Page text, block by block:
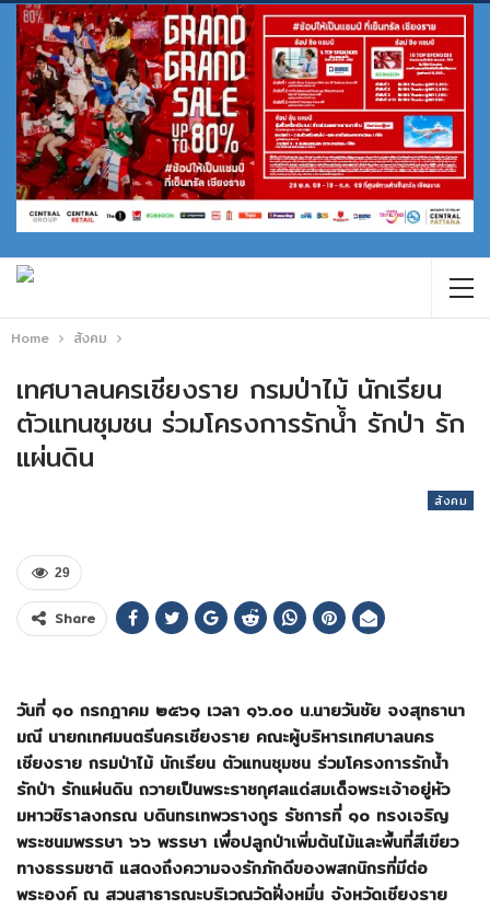
Home สังคม
เทศบาลนครเชียงราย กรมป่าไม้ นักเรียน
ตัวแทนชุมชน ร่วมโครงการรักน้ำ รักป่า รัก
แผ่นดิน
สังคม
29
Share
วันที่ ๑๐ กรกฎาคม ๒๕๖๑ เวลา ๑๖.๐๐ น.นายวันชัย จงสุทธานา
มณี นายกเทศมนตรีนครเชียงราย คณะผู้บริหารเทศบาลนคร
เชียงราย กรมป่าไม้ นักเรียน ตัวแทนชุมชน ร่วมโครงการรักน้ำ
รักป่า รักแผ่นดิน ถวายเป็นพระราชกุศลแด่สมเด็จพระเจ้าอยู่หัว
มหาวชิราลงกรณ บดินทรเทพวรางกูร รัชการที่ ๑๐ ทรงเจริญ
พระชนมพรรษา ๖๖ พรรษา เพื่อปลูกป่าเพิ่มต้นไม้และพื้นที่สีเขียว
ทางธรรมชาติ แสดงถึงความจงรักภักดีของพสกนิกรที่มีต่อ
พระองค์ ณ สวนสาธารณะบริเวณวัดฝั่งหมิ่น จังหวัดเชียงราย